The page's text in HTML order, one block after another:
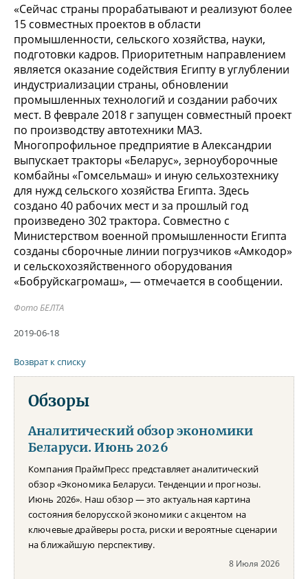
«Сейчас страны прорабатывают и реализуют более
15 совместных проектов в области
промышленности, сельского хозяйства, науки,
подготовки кадров. Приоритетным направлением
является оказание содействия Египту в углублении
индустриализации страны, обновлении
промышленных технологий и создании рабочих
мест. В феврале 2018 г запущен совместный проект
по производству автотехники МАЗ.
Многопрофильное предприятие в Александрии
выпускает тракторы «Беларус», зерноуборочные
комбайны «Гомсельмаш» и иную сельхозтехнику
для нужд сельского хозяйства Египта. Здесь
создано 40 рабочих мест и за прошлый год
произведено 302 трактора. Совместно с
Министерством военной промышленности Египта
созданы сборочные линии погрузчиков «Амкодор»
и сельскохозяйственного оборудования
«Бобруйскагромаш», — отмечается в сообщении.
Фото БЕЛТА
2019-06-18
Возврат к списку
Обзоры
Аналитический обзор экономики
Беларуси. Июнь 2026
Компания ПраймПресс представляет аналитический
обзор «Экономика Беларуси. Тенденции и прогнозы.
Июнь 2026». Наш обзор — это актуальная картина
состояния белорусской экономики с акцентом на
ключевые драйверы роста, риски и вероятные сценарии
на ближайшую перспективу.
8 Июля 2026